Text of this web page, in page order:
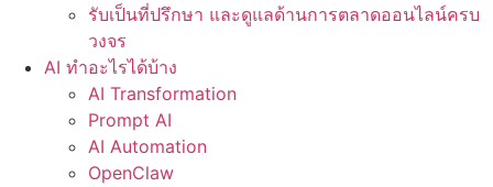
รับเป็นที่ปรึกษา และดูแลด้านการตลาดออนไลน์ครบ
วงจร
AI ทำอะไรได้บ้าง
AI Transformation
Prompt AI
AI Automation
OpenClaw